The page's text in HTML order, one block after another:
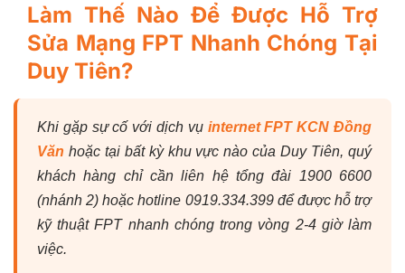
Làm Thế Nào Để Được Hỗ Trợ
Sửa Mạng FPT Nhanh Chóng Tại
Duy Tiên?
Khi gặp sự cố với dịch vụ internet FPT KCN Đồng
Văn hoặc tại bất kỳ khu vực nào của Duy Tiên, quý
khách hàng chỉ cần liên hệ tổng đài 1900 6600
(nhánh 2) hoặc hotline 0919.334.399 để được hỗ trợ
kỹ thuật FPT nhanh chóng trong vòng 2-4 giờ làm
việc.